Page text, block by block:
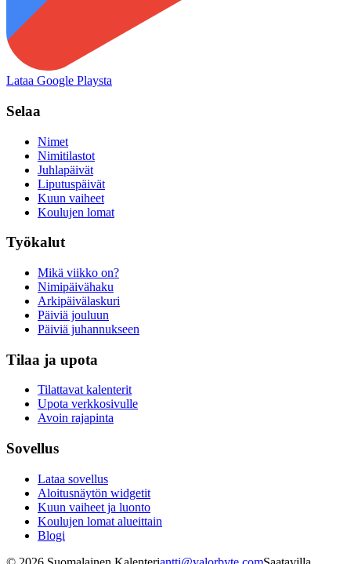
Lataa Google Playsta
Selaa
Nimet
Nimitilastot
Juhlapäivät
Liputuspäivät
Kuun vaiheet
Koulujen lomat
Työkalut
Mikä viikko on?
Nimipäivähaku
Arkipäivälaskuri
Päiviä jouluun
Päiviä juhannukseen
Tilaa ja upota
Tilattavat kalenterit
Upota verkkosivulle
Avoin rajapinta
Sovellus
Lataa sovellus
Aloitusnäytön widgetit
Kuun vaiheet ja luonto
Koulujen lomat alueittain
Blogi